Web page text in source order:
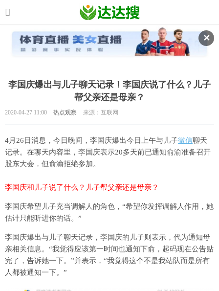
✕
李国庆爆出与儿子聊天记录！李国庆说了什么？儿子
帮父亲还是母亲？
2020-04-27 11:00 热点观察 来源：互联网
4月26日消息，今日晚间，李国庆爆出今日上午与儿子微信聊天
记录。在聊天内容里，李国庆表示20多天前已通知俞渝准备召开
股东大会，但俞渝拒绝参加。
李国庆和儿子说了什么？儿子帮父亲还是母亲？
李国庆希望儿子充当调解人的角色，“希望你发挥调解人作用，她
估计只能听进你的话。”
李国庆爆出与儿子聊天记录，李国庆的儿子则表示，代为通知母
亲相关信息。“我觉得应该第一时间也通知下俞，起码现在公告贴
完了，告诉她一下。”并表示，“我觉得这个不是我站队而是所有
人都被通知一下。”